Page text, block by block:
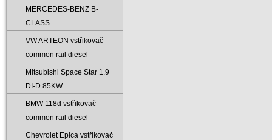
MERCEDES-BENZ B-
CLASS
VW ARTEON vstřikovač
common rail diesel
Mitsubishi Space Star 1.9
DI-D 85KW
BMW 118d vstřikovač
common rail diesel
Chevrolet Epica vstřikovač